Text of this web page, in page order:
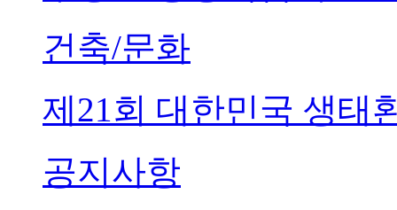
건축/문화
제21회 대한민국 생태
공지사항